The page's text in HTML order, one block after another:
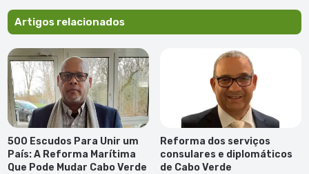
anosArtigos relacionados
500 Escudos Para Unir um
País: A Reforma Marítima
Que Pode Mudar Cabo Verde
Reforma dos serviços
consulares e diplomáticos
de Cabo Verde